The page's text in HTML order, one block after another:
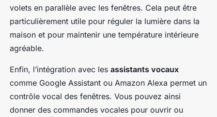
volets en parallèle avec les fenêtres. Cela peut être
particulièrement utile pour réguler la lumière dans la
maison et pour maintenir une température intérieure
agréable.
Enfin, l’intégration avec les assistants vocaux
comme Google Assistant ou Amazon Alexa permet un
contrôle vocal des fenêtres. Vous pouvez ainsi
donner des commandes vocales pour ouvrir ou